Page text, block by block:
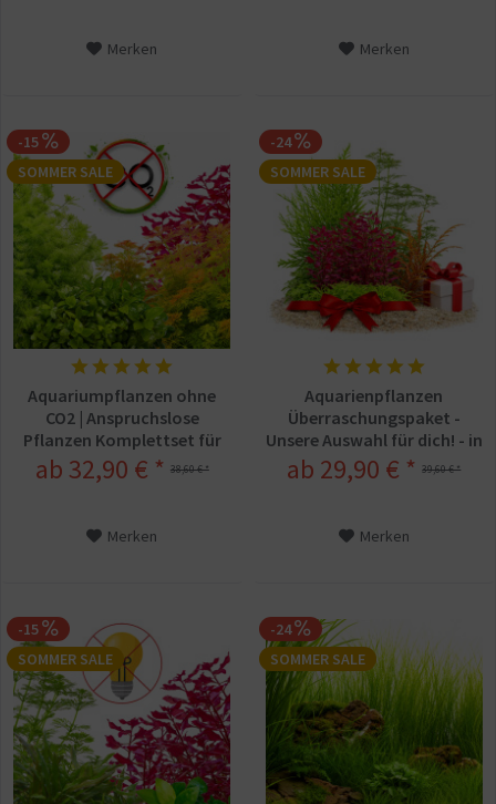
Merken Merken
-15
SOMMER SALE
Aquariumpflanzen ohne
CO2 | Anspruchslose
Pflanzen Komplettset für
Einsteiger - In Vitro XL
38,60 € *
ab 32,90 € *
Merken
-24
SOMMER SALE
Aquarienpflanzen
Überraschungspaket -
Unsere Auswahl für dich! - in
vitro XL
39,60 € *
ab 29,90 € *
Merken
-15
SOMMER SALE
-24
SOMMER SALE